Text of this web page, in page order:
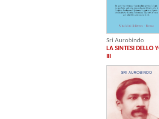
Sri Aurobindo
LA SINTESI DELLO